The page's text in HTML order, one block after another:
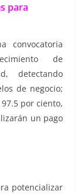
para
convocatoria
de
detectando
de negocio;
por ciento,
un pago
potencializar